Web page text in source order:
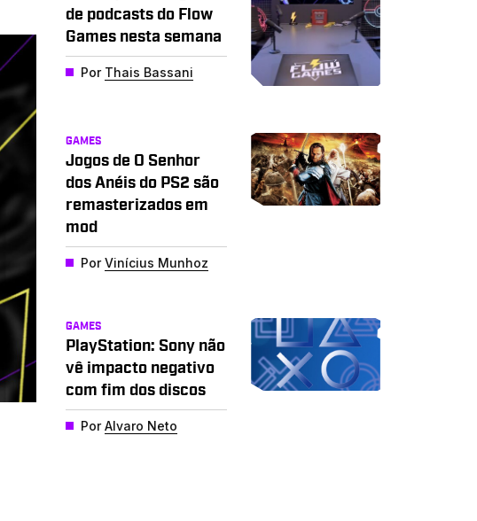
de podcasts do Flow
Games nesta semana
Por Thais Bassani
GAMES
Jogos de O Senhor
dos Anéis do PS2 são
remasterizados em
mod
PorVinícius Munhoz
GAMES
PlayStation: Sony não
vê impacto negativo
com fim dos discos
PorAlvaro Neto